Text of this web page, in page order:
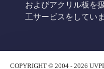
およびアクリル板を
工サービスをしていま
COPYRIGHT © 2004 - 2026